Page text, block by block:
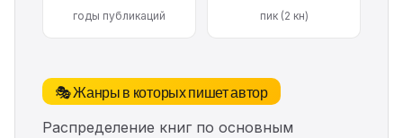
годы публикаций пик (2 кн)
🎭 Жанры в которых пишет автор
Распределение книг по основным